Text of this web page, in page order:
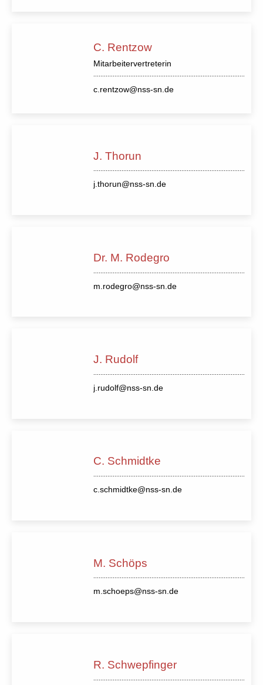
C. Rentzow
Mitarbeitervertreterin
c.rentzow@nss-sn.de
J. Thorun
j.thorun@nss-sn.de
Dr. M. Rodegro
m.rodegro@nss-sn.de
J. Rudolf
j.rudolf@nss-sn.de
C. Schmidtke
c.schmidtke@nss-sn.de
M. Schöps
m.schoeps@nss-sn.de
R. Schwepfinger